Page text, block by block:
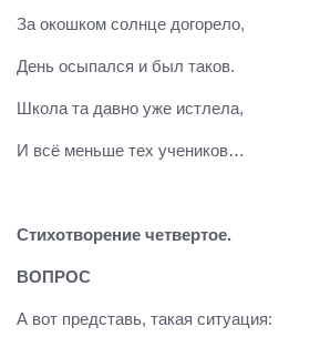
За окошком солнце догорело,
День осыпался и был таков.
Школа та давно уже истлела,
И всё меньше тех учеников…
Стихотворение четвертое.
ВОПРОС
А вот представь, такая ситуация: